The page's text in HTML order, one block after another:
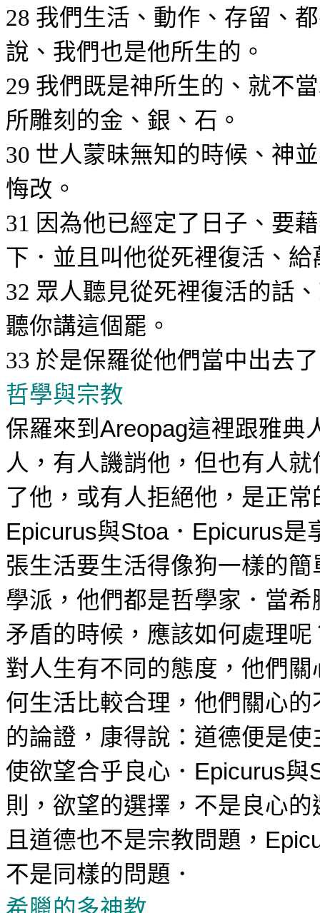
28 我們生活、動作、存留、
說、我們也是他所生的。
29 我們既是神所生的、就不
所雕刻的金、銀、石。
30 世人蒙昧無知的時候、神
悔改。
31 因為他已經定了日子、要
下．並且叫他從死裡復活、
32 眾人聽見從死裡復活的話
聽你講這個罷。
33 於是保羅從他們當中出去
哲學與宗教
保羅來到Areopag這裡跟雅典
人，有人譏誚他，但也有人
了他，或有人拒絕他，是正
Epicurus與Stoa． Epicurus是
張生活要生活得像狗一樣的
學派，他們都是哲學家．當
矛盾的時候，應該如何處理呢
對人生有不同的態度，他們
何生活比較合理，他們關心
的論證，康得說：道德便是使
使欲望合乎良心． Epicurus與
則，欲望的選擇，不是良心
且道德也不是宗教問題，
不是同樣的問題．